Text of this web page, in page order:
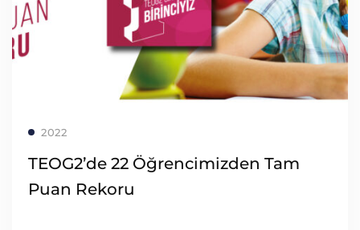
2022
TEOG2’de 22 Öğrencimizden Tam
Puan Rekoru